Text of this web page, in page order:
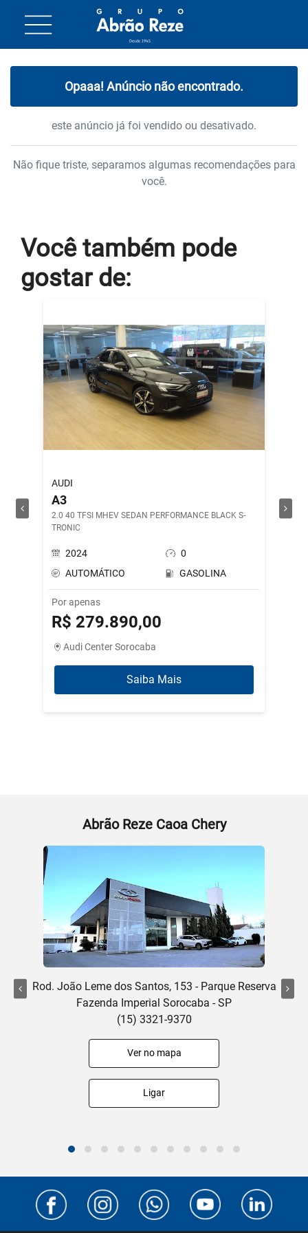
Opaaa! Anúncio não encontrado.
este anúncio já foi vendido ou desativado.
Não fique triste, separamos algumas recomendações para
você.
Você também pode
gostarde:
AUDI
A3
2.0 40 TFSI MHEV SEDAN PERFORMANCE BLACK S-
TRONIC
2024
0
AUTOMÁTICO
GASOLINA
Por apenas
R$ 279.890,00
Audi Center Sorocaba
Saiba Mais
DRILL
Abrão Reze Caoa Chery
Rod. João Leme dos Santos, 153 - Parque Reserva
Fazenda Imperial Sorocaba - SP
(15) 3321-9370
Ver no mapa
Ligar